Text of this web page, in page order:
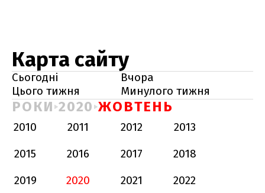
Карта сайту
Сьогодні
Вчора
Цього тижня
Минулого тижня
РОКИ 2020 ЖОВТЕНЬ
2010 2011 2012
2013
2015
2016 2017
2018
2019
2020 2021
2022